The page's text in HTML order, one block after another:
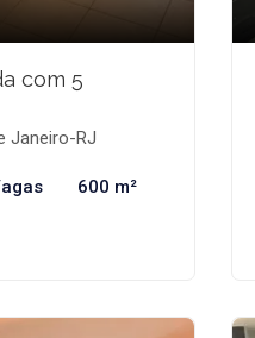
com 5
Janeiro-RJ
600 m²